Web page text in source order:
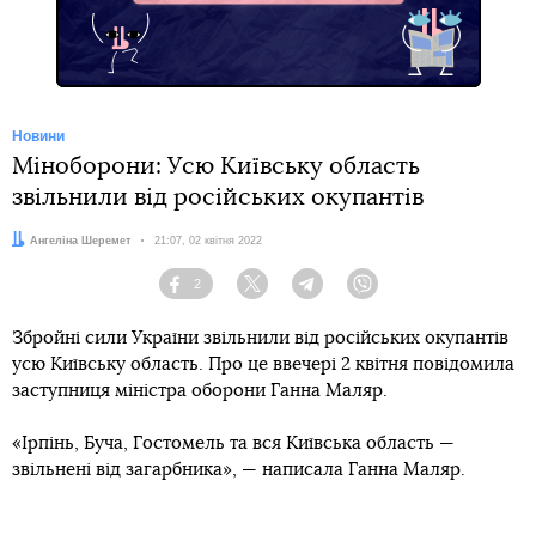
Новини
Міноборони: Усю Київську область
звільнили від російських окупантів
Автор:
Ангеліна Шеремет Дата:
21:07, 02 квітня 2022
Facebook
2
Twitter TelegramViber
Збройні сили України звільнили від російських окупантів
усю Київську область. Про це ввечері 2 квітня повідомила
заступниця міністра оборони Ганна Маляр.
«Ірпінь, Буча, Гостомель та вся Київська область —
звільнені від загарбника», — написала Ганна Маляр.